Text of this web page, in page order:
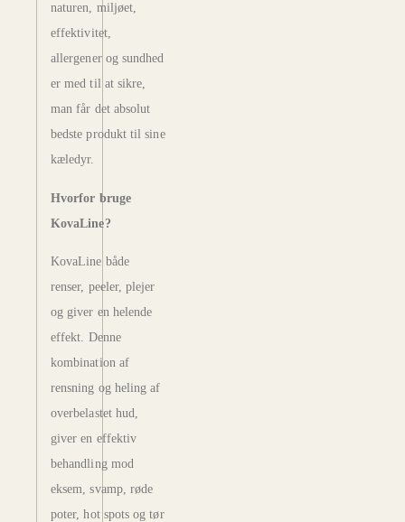
naturen, miljøet,
effektivitet,
allergener og sundhed
er med til at sikre,
man får det absolut
bedste produkt til sine
kæledyr.
Hvorfor bruge
KovaLine?
KovaLine både
renser, peeler, plejer
og giver en helende
effekt. Denne
kombination af
rensning og heling af
overbelastet hud,
giver en effektiv
behandling mod
eksem, svamp, røde
poter, hot spots og tør